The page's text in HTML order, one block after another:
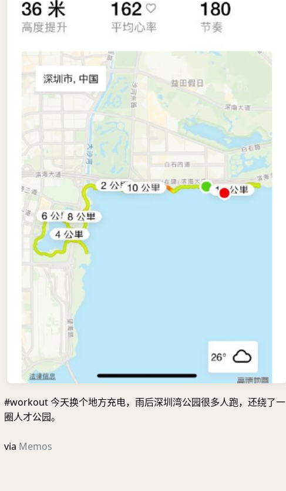
#workout 今天换个地方充电，雨后深圳湾公园很多人跑，还绕了一
圈人才公园。
via Memos